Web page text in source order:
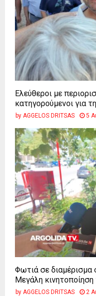
Ελεύθεροι με
κατηγορούμενοι για
by AGGELOS DRITSAS 5
Φωτιά σε διαμέρισμα
Μεγάλη
by AGGELOS DRITSAS 2